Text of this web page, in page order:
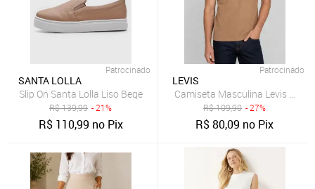
Patrocinado
SANTA LOLLA
Slip On Santa Lolla Liso Bege
R$139,99 - 21%
R$ 110,99 no Pix
Patrocinado
LEVIS
Camiseta Masculina Levis Slim
R$109,90 - 27%
R$80,09 no Pix